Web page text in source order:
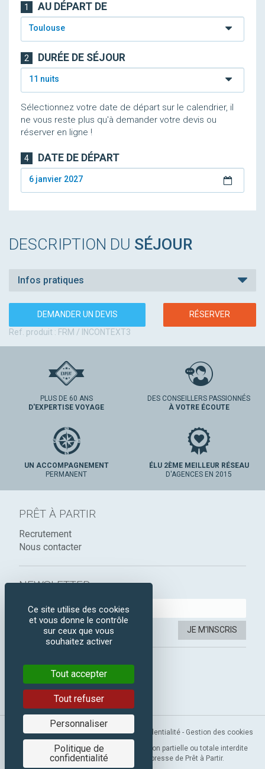
1 AU DÉPART DE
Toulouse
2 DURÉE DE SÉJOUR
11 nuits
Sélectionnez votre date de départ sur le calendrier, il
ne vous reste plus qu'à demander votre devis ou
réserver en ligne !
4 DATE DE DÉPART
6 janvier 2027
DESCRIPTION DU SÉJOUR
Infos pratiques
DEMANDER UN DEVIS
RÉSERVER
Ref. produit : FRM / INCONTEXT3
PLUS DE 60 ANS
D'EXPERTISE VOYAGE
DES CONSEILLERS PASSIONNÉS
À VOTRE ÉCOUTE
UN ACCOMPAGNEMENT
PERMANENT
ÉLU 2ÈME MEILLEUR RÉSEAU
D'AGENCES EN 2015
PRÊT À PARTIR
Recrutement
Nous contacter
NEWSLETTER :
JE M'INSCRIS
SUIVEZ-NOUS :
Facebook
Instagram
Mentions légales-CGV-Politique de confidentialité - Gestion des cookies
Copyright 2019 © Prêt à Partir. Reproduction partielle ou totale interdite
sans l’autorisation préalable et expresse de Prêt à Partir.
Ce site utilise des cookies
et vous donne le contrôle
sur ceux que vous
souhaitez activer
Tout accepter
Tout refuser
Personnaliser
Politique de
confidentialité